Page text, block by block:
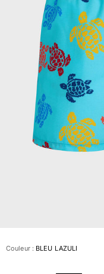
Le Court
Le Long
T-shirts Anti UV
Slips de bain
Le Magique
Tous les articles
Prêt-à-porter
Polos
Chemises
Couleur : BLEU LAZULI